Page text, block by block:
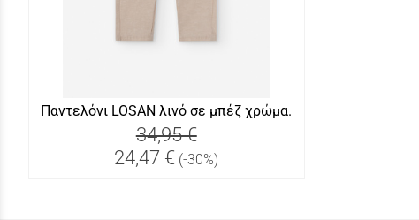
Παντελόνι LOSAN λινό σε μπέζ χρώμα.
34,95 €
24,47 € (-30%)